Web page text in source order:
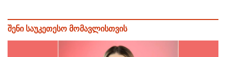
შენი საუკეთესო მომავლისთვის